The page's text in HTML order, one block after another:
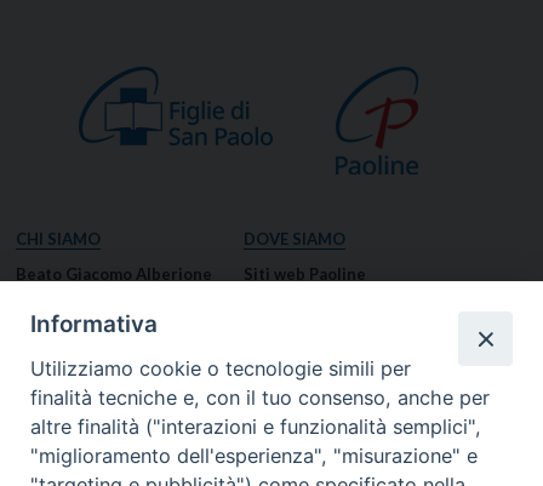
CHI SIAMO
Beato Giacomo Alberione
Missione Paolina
Luoghi delle Origini
Governo Generale
DOVE SIAMO
Siti web Paoline
Notizie dal governo generale
Notizie in breve
RISORSE
Informativa
Utilizziamo cookie o tecnologie simili per
finalità tecniche e, con il tuo consenso, anche per
altre finalità ("interazioni e funzionalità semplici",
"miglioramento dell'esperienza", "misurazione" e